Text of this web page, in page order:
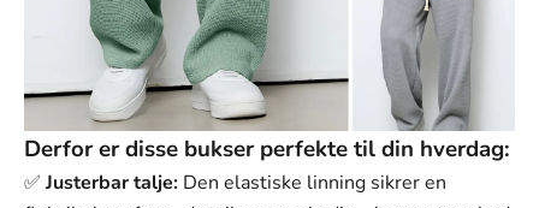
Derfor er disse bukser perfekte til din hverdag:
✅Justerbar talje: Den elastiske linning sikrer en